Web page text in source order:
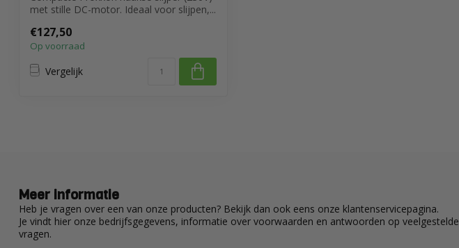
met stille DC-motor. Ideaal voor slijpen,...
€127,50
Op voorraad
Vergelijk
Meer informatie
Heb je vragen over een van onze producten? Bekijk dan ook eens onze klantenservicepagina.
Je vindt hier onze bedrijfsgegevens, informatie over voorwaarden en antwoorden op veelgestelde
vragen.